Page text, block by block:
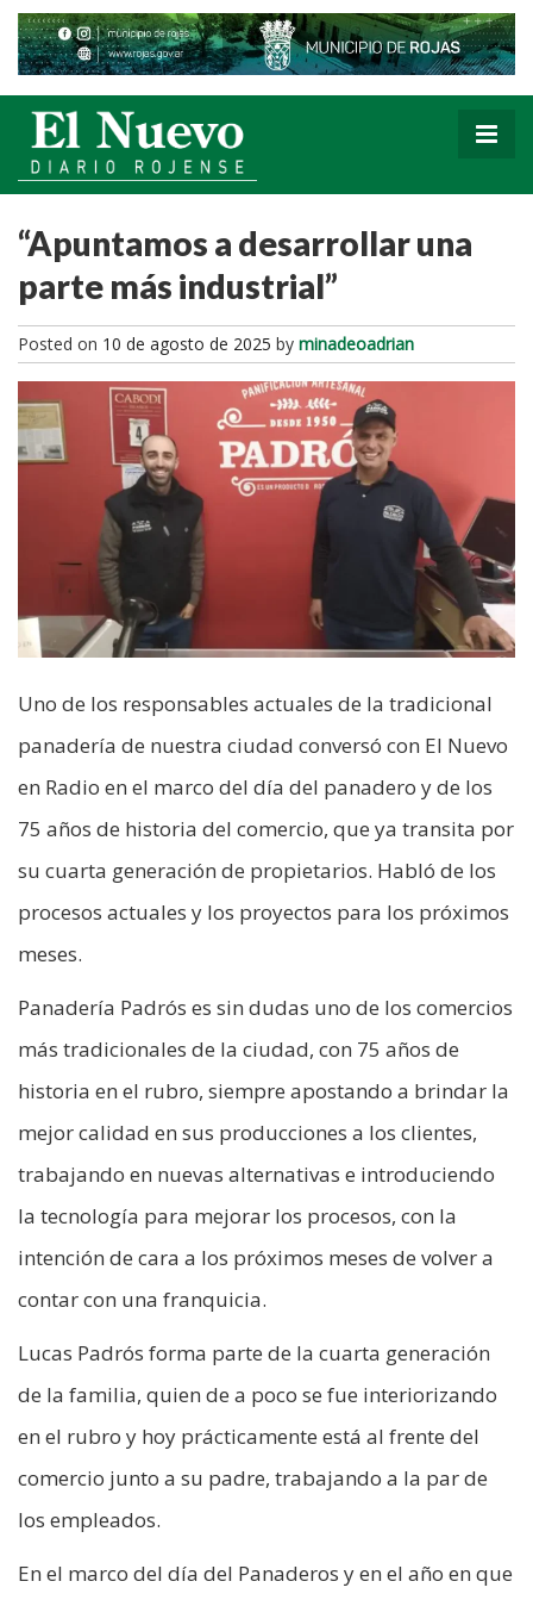
“Apuntamos a desarrollar una
parte más industrial”
Posted on 10 de agosto de 2025 by minadeoadrian
Uno de los responsables actuales de la tradicional
panadería de nuestra ciudad conversó con El Nuevo
en Radio en el marco del día del panadero y de los
75 años de historia del comercio, que ya transita por
su cuarta generación de propietarios. Habló de los
procesos actuales y los proyectos para los próximos
meses.
Panadería Padrós es sin dudas uno de los comercios
más tradicionales de la ciudad, con 75 años de
historia en el rubro, siempre apostando a brindar la
mejor calidad en sus producciones a los clientes,
trabajando en nuevas alternativas e introduciendo
la tecnología para mejorar los procesos, con la
intención de cara a los próximos meses de volver a
contar con una franquicia.
Lucas Padrós forma parte de la cuarta generación
de la familia, quien de a poco se fue interiorizando
en el rubro y hoy prácticamente está al frente del
comercio junto a su padre, trabajando a la par de
los empleados.
En el marco del día del Panaderos y en el año en que